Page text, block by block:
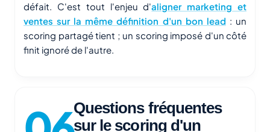
défait. C'est tout l'enjeu d'aligner marketing et
ventes sur la même définition d'un bon lead : un
scoring partagé tient ; un scoring imposé d'un côté
finit ignoré de l'autre.
Questions fréquentes
sur le scoring d'un